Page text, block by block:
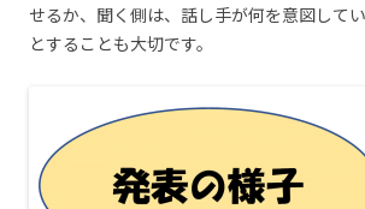
せるか、聞く側は、話し手が何を意図して
とすることも大切です。